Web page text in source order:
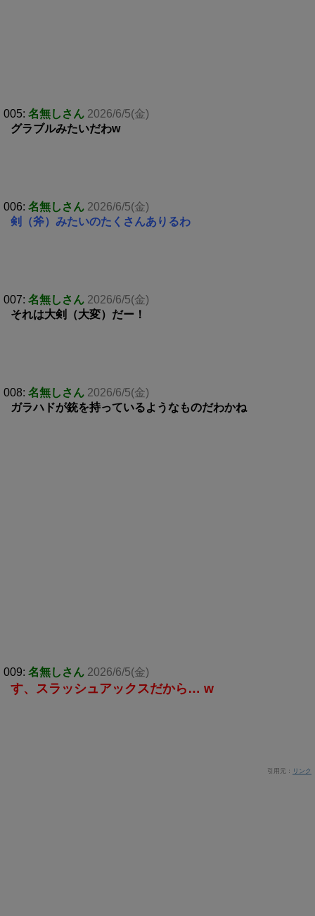
005: 名無しさん 2026/6/5(金)
グラブルみたいだわw
006: 名無しさん 2026/6/5(金)
剣（斧）みたいのたくさんありるわ
007: 名無しさん 2026/6/5(金)
それは大剣（大変）だー！
008: 名無しさん 2026/6/5(金)
ガラハドが銃を持っているようなものだわかね
009: 名無しさん 2026/6/5(金)
す、スラッシュアックスだから… w
引用元： リンク